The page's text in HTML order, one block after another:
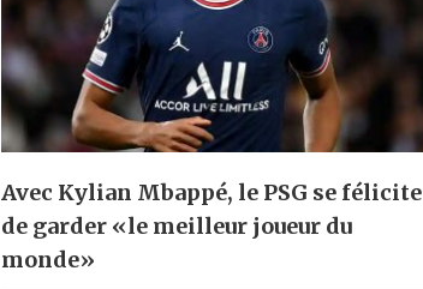
Avec Kylian Mbappé, le PSG se félicite
de garder «le meilleur joueur du
monde»